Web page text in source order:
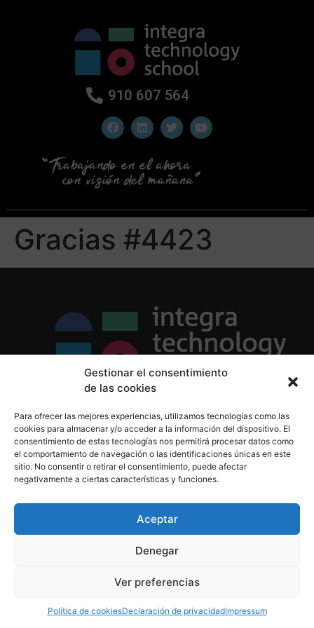
Gestionar el consentimiento
de las cookies
Para ofrecer las mejores experiencias, utilizamos tecnologías como las
cookies para almacenar y/o acceder a la información del dispositivo. El
consentimiento de estas tecnologías nos permitirá procesar datos como
el comportamiento de navegación o las identificaciones únicas en este
sitio. No consentir o retirar el consentimiento, puede afectar
negativamente a ciertas características y funciones.
Aceptar
Denegar
Ver preferencias
Política de cookiesDeclaración de privacidadImpressum
910 607 564
Gracias #4423
Política de Cookies
Aviso Legal
910 607 564
derechos reservados